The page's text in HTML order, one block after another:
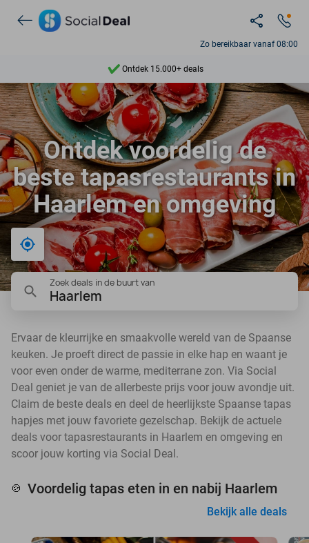
Zo bereikbaar vanaf 08:00
Ontdek 15.000+ deals
7 dagen per week beschikbaar
10+ miljoen leden
9,4
Ontdek 15.000+ deals
Ontdek voordelig de
beste tapasrestaurants in
Haarlem en omgeving
Bij mij in de buurt
Zoek deals in de buurt van
Haarlem
Ervaar de kleurrijke en smaakvolle wereld van de Spaanse
keuken. Je proeft direct de passie in elke hap en waant je
voor even onder de warme, mediterrane zon. Via Social
Deal geniet je van de allerbeste prijs voor jouw avondje uit.
Claim de beste deals en deel de heerlijkste Spaanse tapas
hapjes met jouw favoriete gezelschap. Bekijk de actuele
deals voor tapasrestaurants in Haarlem en omgeving en
scoor jouw korting via Social Deal.
🍲 Voordelig tapas eten in en nabij Haarlem
Bekijk alle deals